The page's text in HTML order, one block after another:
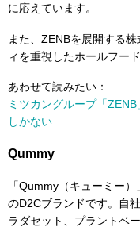
に応えています。
また、ZENBを展開する
ィを重視したホールフー
あわせて読みたい：
ミツカングループ「
しかない
Qummy
「Qummy（キューミー
のD2Cブランドです。自
ラダセット、プラントベ